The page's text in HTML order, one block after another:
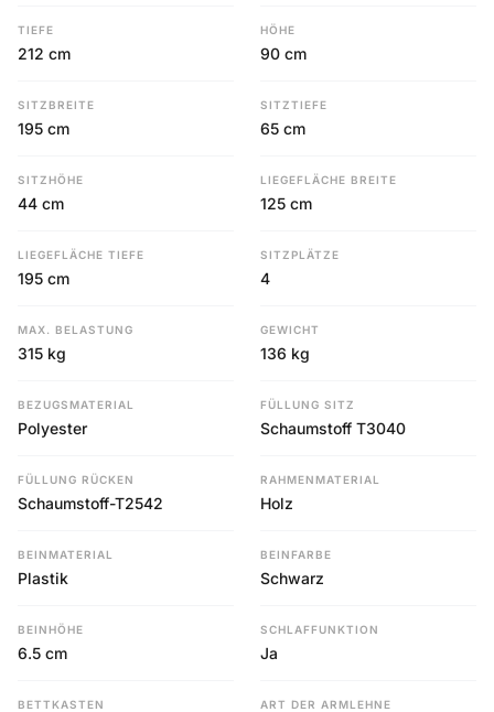
TIEFE
212 cm
HÖHE
90 cm
SITZBREITE
195 cm
SITZTIEFE
65 cm
SITZHÖHE
44 cm
LIEGEFLÄCHE BREITE
125 cm
LIEGEFLÄCHE TIEFE
195 cm
SITZPLÄTZE
4
MAX. BELASTUNG
315 kg
GEWICHT
136 kg
BEZUGSMATERIAL
Polyester
FÜLLUNG SITZ
Schaumstoff T3040
FÜLLUNG RÜCKEN
Schaumstoff-T2542
RAHMENMATERIAL
Holz
BEINMATERIAL
Plastik
BEINFARBE
Schwarz
BEINHÖHE
6.5 cm
SCHLAFFUNKTION
Ja
BETTKASTEN ART DER ARMLEHNE